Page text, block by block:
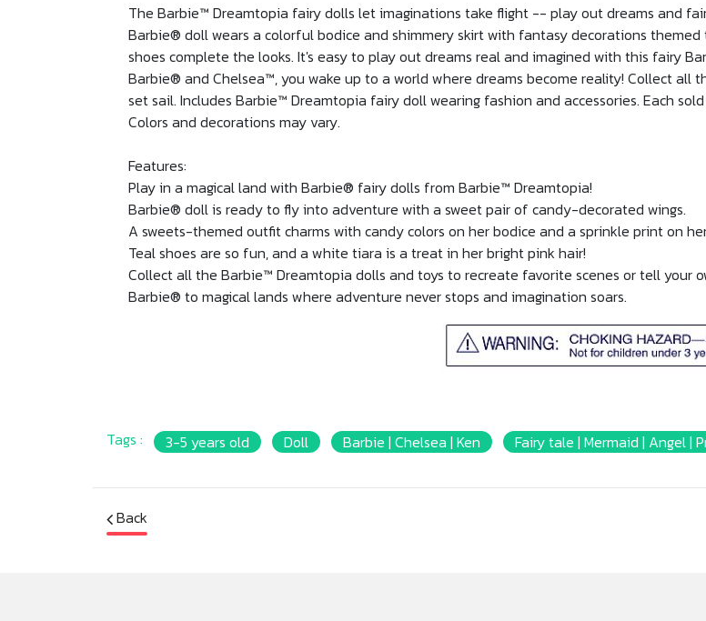
The Barbie™ Dreamtopia fairy dolls let imaginations take flight -- play out dreams and
Barbie® doll wears a colorful bodice and shimmery skirt with fantasy decorations
shoes complete the looks. It's easy to play out dreams real and imagined with this fairy
Barbie® and Chelsea™, you wake up to a world where dreams become reality! Collect all
set sail. Includes Barbie™ Dreamtopia fairy doll wearing fashion and accessories. Each
Colors and decorations may vary.
Features:
Play in a magical land with Barbie® fairy dolls from Barbie™ Dreamtopia!
Barbie® doll is ready to fly into adventure with a sweet pair of candy-decorated wings.
A sweets-themed outfit charms with candy colors on her bodice and a sprinkle print on
Teal shoes are so fun, and a white tiara is a treat in her bright pink hair!
Collect all the Barbie™ Dreamtopia dolls and toys to recreate favorite scenes or tell your
Barbie® to magical lands where adventure never stops and imagination soars.
Tags : 3-5 years old Doll Barbie | Chelsea | Ken Fairy tale | Mermaid | Angel |
Back